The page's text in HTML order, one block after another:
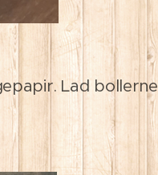
Lad bollerne